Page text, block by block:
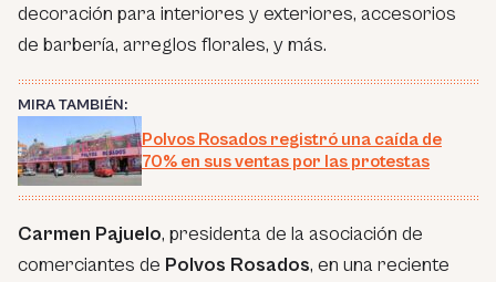
decoración para interiores y exteriores, accesorios
de barbería, arreglos florales, y más.
MIRA TAMBIÉN:
Polvos Rosados registró una caída de
70% en sus ventas por las protestas
Carmen Pajuelo, presidenta de la asociación de
comerciantes de Polvos Rosados, en una reciente